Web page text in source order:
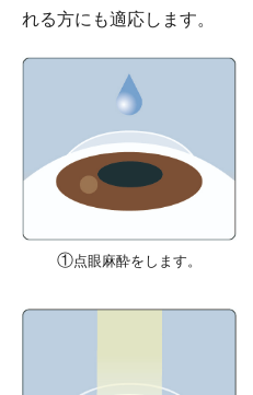
れる方にも適応します。
①点眼麻酔をします。